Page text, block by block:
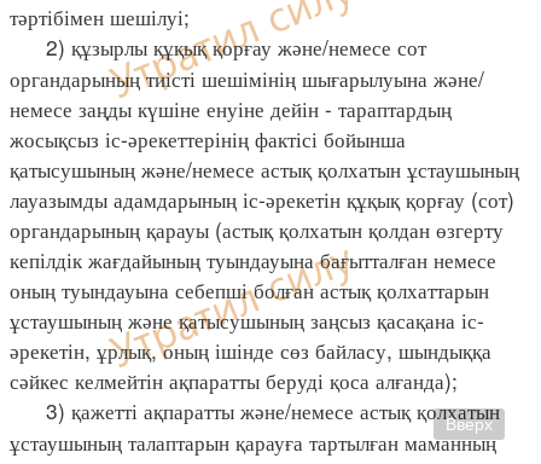
тәртібімен шешілуі;
2) құзырлы құқық қорғау және/немесе сот
органдарының тиісті шешімінің шығарылуына және/
немесе заңды күшіне енуіне дейін - тараптардың
жосықсыз іс-әрекеттерінің фактісі бойынша
қатысушының және/немесе астық қолхатын ұстаушының
лауазымды адамдарының іс-әрекетін құқық қорғау (сот)
органдарының қарауы (астық қолхатын қолдан өзгерту
кепілдік жағдайының туындауына бағытталған немесе
оның туындауына себепші болған астық қолхаттарын
ұстаушының және қатысушының заңсыз қасақана іс-
әрекетін, ұрлық, оның ішінде сөз байласу, шындыққа
сәйкес келмейтін ақпаратты беруді қоса алғанда);
3) қажетті ақпаратты және/немесе астық қолхатын
ұстаушының талаптарын қарауға тартылған маманның
Вверх